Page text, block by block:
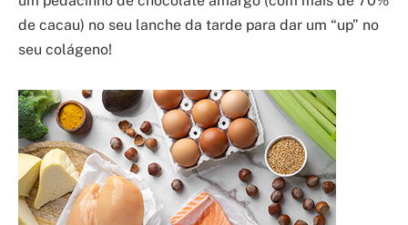
de cacau) no seu lanche da tarde para dar um “up” no
seu colágeno!